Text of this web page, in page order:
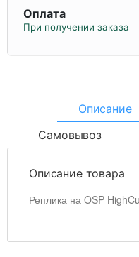
Оплата
При получении заказа
Описание
Самовывоз
Описание товара
Реплика на OSP